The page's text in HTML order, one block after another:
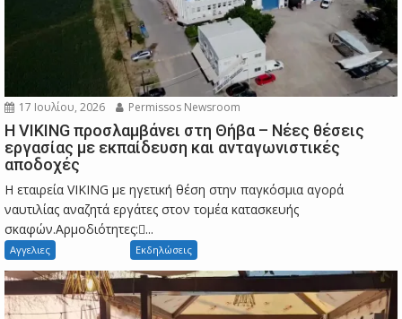
17 Ιουλίου, 2026 Permissos Newsroom
Η VIKING προσλαμβάνει στη Θήβα – Νέες θέσεις
εργασίας με εκπαίδευση και ανταγωνιστικές
αποδοχές
Η εταιρεία VIKING με ηγετική θέση στην παγκόσμια αγορά
ναυτιλίας αναζητά εργάτες στον τομέα κατασκευής
σκαφών.Αρμοδιότητες:...
Αγγελιες Εκδηλώσεις